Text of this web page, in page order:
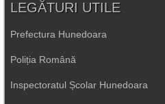
LEGĂTURI UTILE
Prefectura Hunedoara
Poliția Română
Inspectoratul Școlar Hunedoara